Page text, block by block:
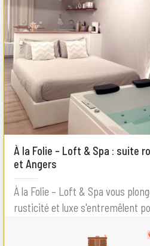
À la Folie – Loft & Spa : suite
et Angers
À la Folie – Loft & Spa vous
rusticité et luxe s'entremêlent